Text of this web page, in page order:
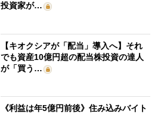
投資家が…
【キオクシアが「配当」導入へ】それ
でも資産10億円超の配当株投資の達人
が「買う…
《利益は年5億円前後》住み込みバイト